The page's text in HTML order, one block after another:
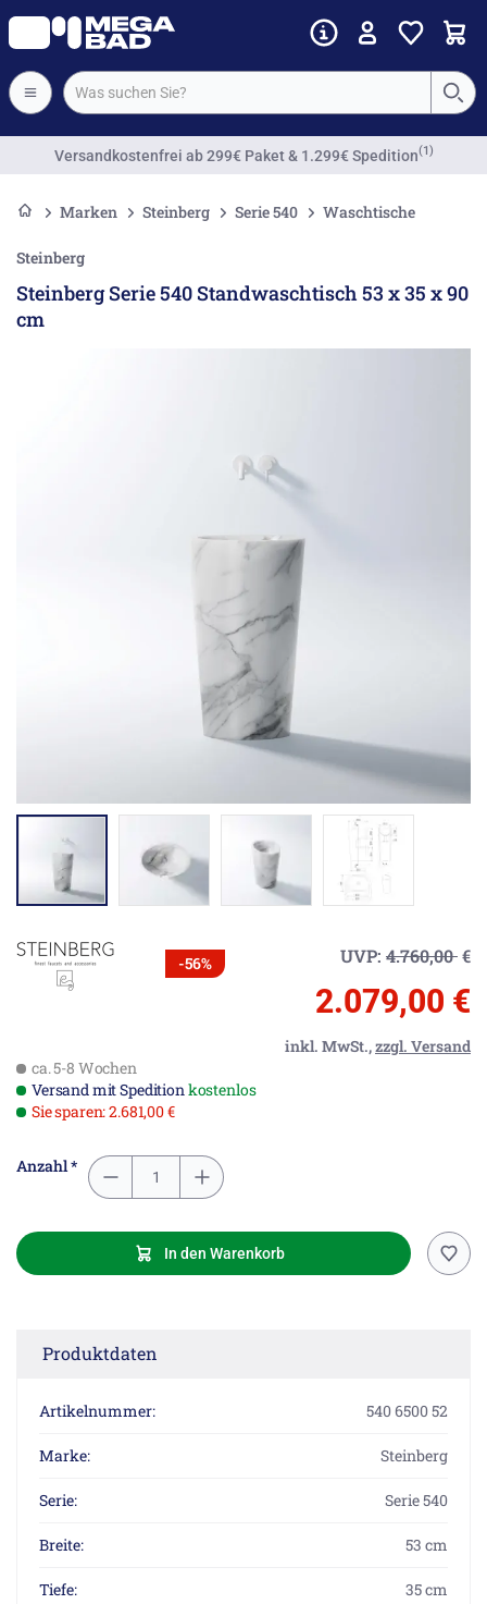
Versandkostenfrei ab 299€ Paket & 1.299€ Spedition(1)
Marken Steinberg Serie 540 Waschtische
Steinberg
Steinberg Serie 540 Standwaschtisch 53 x 35 x 90
cm
-56% UVP: 4.760,00€
2.079,00 €
inkl. MwSt.,zzgl. Versand
ca. 5-8 Wochen
Versand mit Speditionkostenlos
Sie sparen: 2.681,00 €
Anzahl *
In den Warenkorb
Produktdaten
Artikelnummer: 540 6500 52
Marke: Steinberg
Serie: Serie 540
Breite: 53 cm
Tiefe: 35 cm